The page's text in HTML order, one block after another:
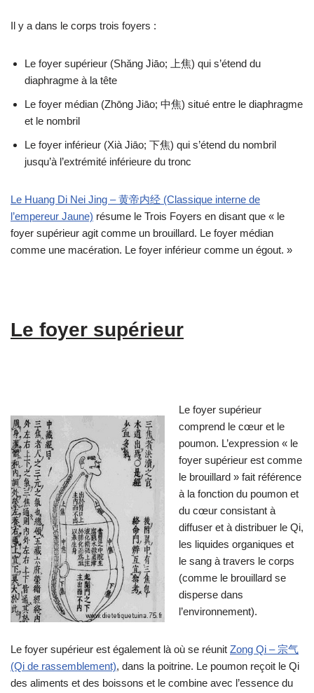
Il y a dans le corps trois foyers :
Le foyer supérieur (Shǎng Jiāo; 上焦) qui s’étend du
diaphragme à la tête
Le foyer médian (Zhōng Jiāo; 中焦) situé entre le diaphragme
et le nombril
Le foyer inférieur (Xià Jiāo; 下焦) qui s’étend du nombril
jusqu’à l’extrémité inférieure du tronc
Le Huang Di Nei Jing – 黄帝内经 (Classique interne de
l’empereur Jaune) résume le Trois Foyers en disant que « le
foyer supérieur agit comme un brouillard. Le foyer médian
comme une macération. Le foyer inférieur comme un égout. »
Le foyer supérieur
Le foyer supérieur
comprend le cœur et le
poumon. L’expression « le
foyer supérieur est comme
le brouillard » fait référence
à la fonction du poumon et
du cœur consistant à
diffuser et à distribuer le Qi,
les liquides organiques et
le sang à travers le corps
(comme le brouillard se
disperse dans
l’environnement).
Le foyer supérieur est également là où se réunit Zong Qi – 宗气
(Qi de rassemblement), dans la poitrine. Le poumon reçoit le Qi
des aliments et des boissons et le combine avec l’essence du